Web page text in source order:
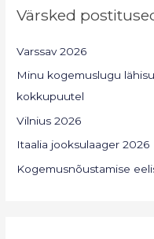
Värsked
Varssav 2026
Minu kogemuslugu
kokkupuutel
Vilnius 2026
Itaalia jooksulaager 2026
Kogemusnõustamise